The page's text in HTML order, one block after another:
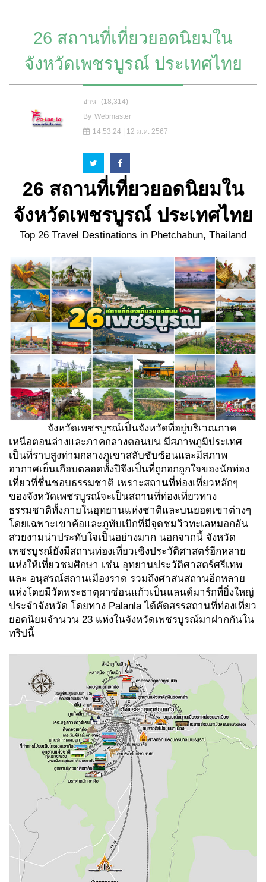
26 สถานที่เที่ยวยอดนิยมใน
จังหวัดเพชรบูรณ์ ประเทศไทย
อ่าน
(18,314)
By Webmaster
14:53:24 | 12 ม.ค. 2567
26 สถานที่เที่ยวยอดนิยมใน
จังหวัดเพชรบูรณ์ ประเทศไทย
Top 26 Travel Destinations in Phetchabun, Thailand
จังหวัดเพชรบูรณ์เป็นจังหวัดที่อยู่บริเวณภาค
เหนือตอนล่างและภาคกลางตอนบน มีสภาพภูมิประเทศ
เป็นที่ราบสูงท่ามกลางภูเขาสลับซับซ้อนและมีสภาพ
อากาศเย็นเกือบตลอดทั้งปีจึงเป็นที่ถูกอกถูกใจของนักท่อง
เที่ยวที่ชื่นชอบธรรมชาติ เพราะสถานที่ท่องเที่ยวหลักๆ
ของจังหวัดเพชรบูรณ์จะเป็นสถานที่ท่องเที่ยวทาง
ธรรมชาติทั้งภายในอุทยานแห่งชาติและบนยอดเขาต่างๆ
โดยเฉพาะเขาค้อและภูทับเบิกที่มีจุดชมวิวทะเลหมอกอัน
สวยงามน่าประทับใจเป็นอย่างมาก นอกจากนี้ จังหวัด
เพชรบูรณ์ยังมีสถานท่องเที่ยวเชิงประวัติศาสตร์อีกหลาย
แห่งให้เที่ยวชมศึกษา เช่น อุทยานประวัติศาสตร์ศรีเทพ
และ อนุสรณ์สถานเมืองราด รวมถึงศาสนสถานอีกหลาย
แห่งโดยมีวัดพระธาตุผาซ่อนแก้วเป็นแลนด์มาร์กที่ยิ่งใหญ่
ประจำจังหวัด โดยทาง Palanla ได้คัดสรรสถานที่ท่องเที่ยว
ยอดนิยมจำนวน 23 แห่งในจังหวัดเพชรบูรณ์มาฝากกันใน
ทริปนี้